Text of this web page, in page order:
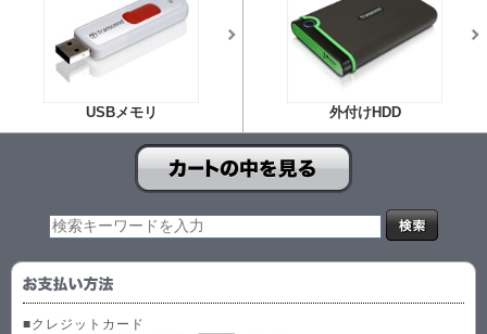
USBメモリ 外付けHDD
■クレジットカード